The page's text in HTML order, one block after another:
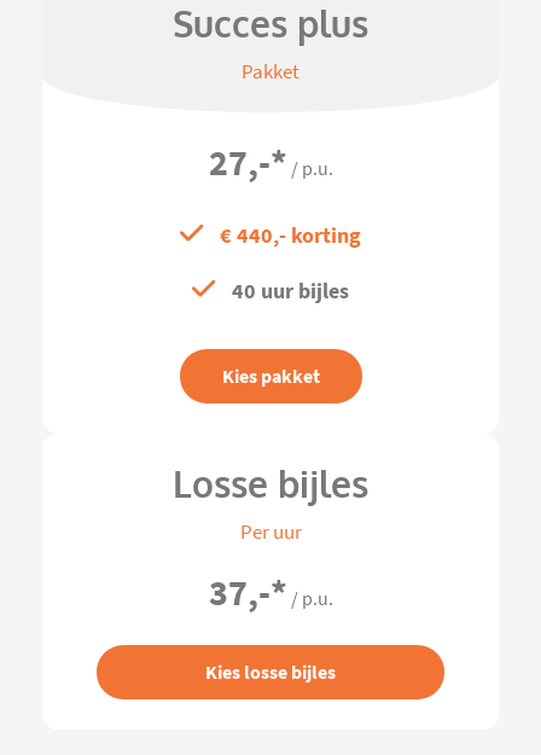
Succes plus
Pakket
27,-* / p.u.
€ 440,- korting
40 uur bijles
Kies pakket
Losse bijles
Per uur
37,-* / p.u.
Kies losse bijles